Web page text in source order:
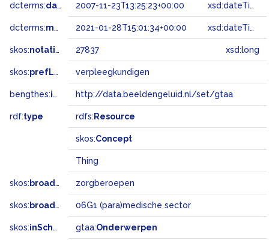
dcterms:dateSubmitted 2007-11-23T13:25:23+00:00 xsd:dateTime
dcterms:modified 2021-01-28T15:01:34+00:00 xsd:dateTime
skos:notation 27837 xsd:long
skos:prefLabel verpleegkundigen
bengthes:inSet http://data.beeldengeluid.nl/set/gtaa
rdf:type rdfs: Resource
skos:Concept
Thing
skos: broader zorgberoepen
skos: broadMatch 06G1 (para)medische sector
skos:inScheme gtaa:Onderwerpen